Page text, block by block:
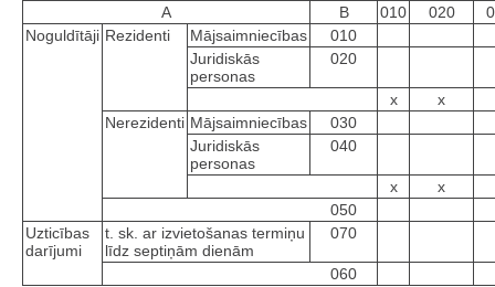
A B 010 020
Noguldītāji Rezidenti Mājsaimniecības
010
Juridiskās
personas
020
x
x
Nerezidenti Mājsaimniecības
030
Juridiskās
personas
040
x
x
050
Uzticības
darījumi
t. sk. ar izvietošanas termiņu
līdz septiņām dienām
070
060